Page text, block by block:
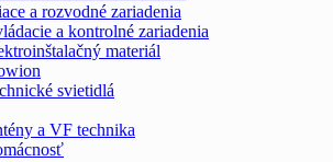
a rozvodné zariadenia
a kontrolné zariadenia
materiál
svietidlá
a VF technika